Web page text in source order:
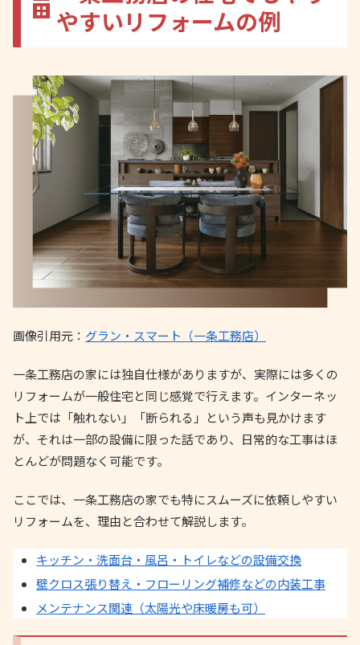
やすいリフォームの例
画像引用元： グラン・スマート（一条工務店）
一条工務店の家には独自仕様がありますが、実際には多くの
リフォームが一般住宅と同じ感覚で行えます。インターネッ
ト上では「触れない」「断られる」という声も見かけます
が、それは一部の設備に限った話であり、日常的な工事はほ
とんどが問題なく可能です。
ここでは、一条工務店の家でも特にスムーズに依頼しやすい
リフォームを、理由と合わせて解説します。
キッチン・洗面台・風呂・トイレなどの設備交換
壁クロス張り替え・フローリング補修などの内装工事
メンテナンス関連（太陽光や床暖房も可）